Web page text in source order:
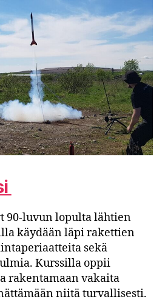
90-luvun lopulta lähtien
käydään läpi rakettien
sekä
Kurssilla oppii
rakentamaan vakaita
niitä turvallisesti.